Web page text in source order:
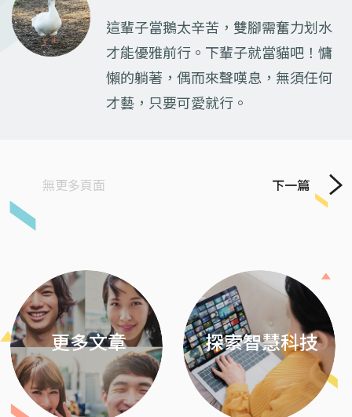
這輩子當鵝太辛苦，雙腳需奮力划水
才能優雅前行。下輩子就當貓吧！慵
懶的躺著，偶而來聲嘆息，無須任何
才藝，只要可愛就行。
無更多頁面 下一篇
更多文章 探索智慧科技